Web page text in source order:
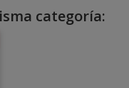
categoría: